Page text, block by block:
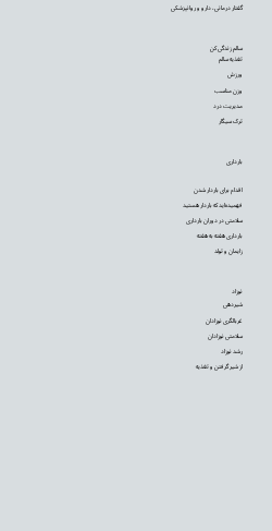
نوزاد
شیردهی
غربالگری نوزادان
سلامتی نوزادان
رشد نوزاد
از شیر گرفتن و تغذیه
بارداری
اقدام برای باردار شدن
فهمیده‌اید که باردار هستید
سلامتی در دوران بارداری
بارداری هفته به هفته
زایمان و تولد
سالم زندگی کن
تغذیه سالم
ورزش
وزن مناسب
مدیریت درد
ترک سیگار
گفتار درمانی، دارو و روانپزشکی